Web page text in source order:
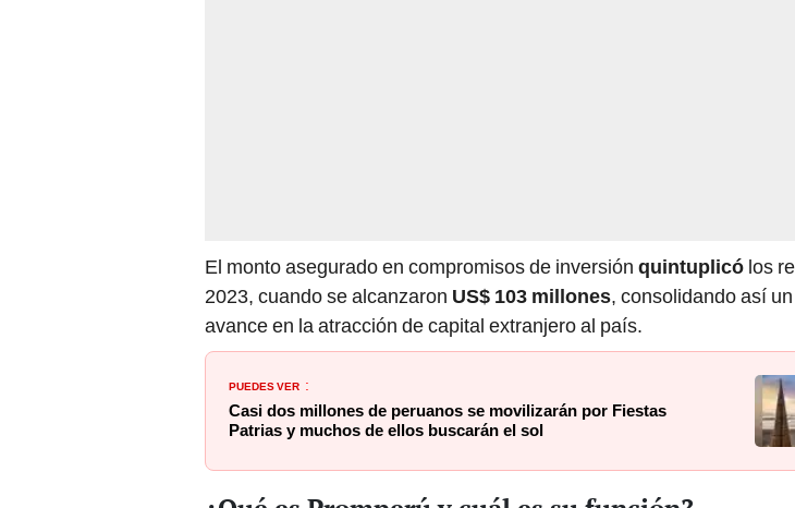
avance en la atracción de capital extranjero al país.
PUEDES VER :
Patrias y muchos de ellos buscarán el sol
¿Qué es Promperú y cuál es su función?
Es la entidad encargada de fomentar la promoción, atracción,